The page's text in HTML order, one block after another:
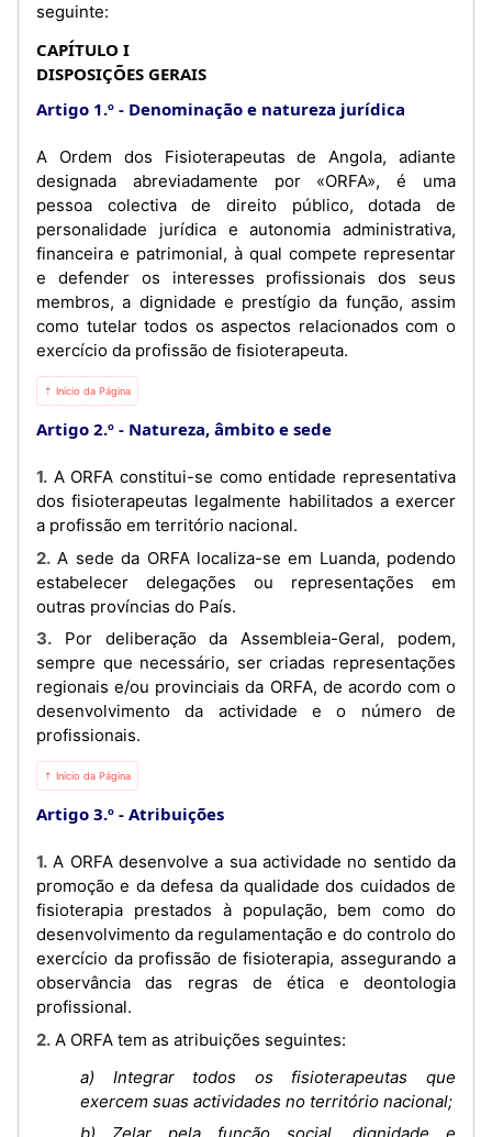
seguinte:
CAPÍTULO I
DISPOSIÇÕES GERAIS
Artigo 1.º
Denominação e natureza jurídica
A Ordem dos Fisioterapeutas de Angola, adiante
designada abreviadamente por «ORFA», é uma
pessoa colectiva de direito público, dotada de
personalidade jurídica e autonomia administrativa,
financeira e patrimonial, à qual compete representar
e defender os interesses profissionais dos seus
membros, a dignidade e prestígio da função, assim
como tutelar todos os aspectos relacionados com o
exercício da profissão de fisioterapeuta.
⇡ Início da Página
Artigo 2.º Natureza, âmbito e sede
1. A ORFA constitui-se como entidade representativa
dos fisioterapeutas legalmente habilitados a exercer
a profissão em território nacional.
2. A sede da ORFA localiza-se em Luanda, podendo
estabelecer delegações ou representações em
outras províncias do País.
3. Por deliberação da Assembleia-Geral, podem,
sempre que necessário, ser criadas representações
regionais e/ou provinciais da ORFA, de acordo com o
desenvolvimento da actividade e o número de
profissionais.
⇡ Início da Página
Artigo 3.º Atribuições
1. A ORFA desenvolve a sua actividade no sentido da
promoção e da defesa da qualidade dos cuidados de
fisioterapia prestados à população, bem como do
desenvolvimento da regulamentação e do controlo do
exercício da profissão de fisioterapia, assegurando a
observância das regras de ética e deontologia
profissional.
2. A ORFA tem as atribuições seguintes:
a) Integrar todos os fisioterapeutas que
exercem suas actividades no território nacional;